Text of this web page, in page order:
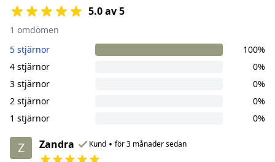
5.0 av 5
1 omdömen
5 stjärnor
100%
4 stjärnor
0%
3 stjärnor
0%
2 stjärnor
0%
1 stjärnor
0%
Z Zandra Kund • för 3 månader sedan